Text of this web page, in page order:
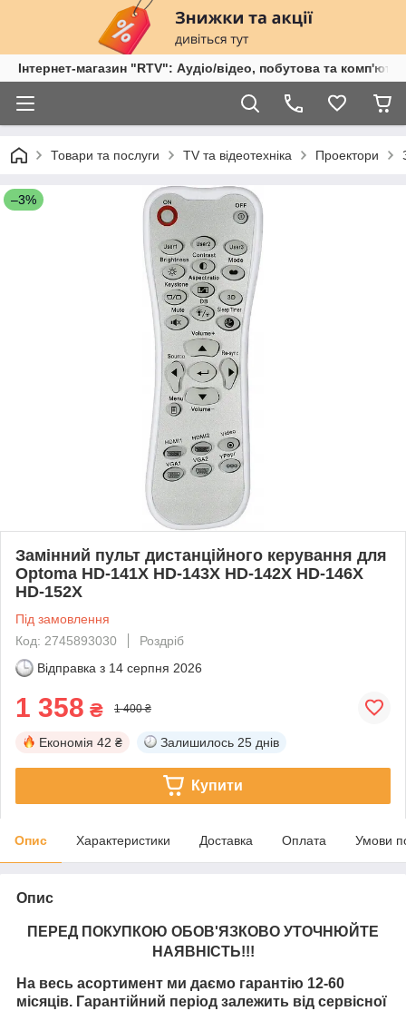
Інтернет-магазин "RTV": Аудіо/відео, побутова та
Товари та послуги TV та відеотехніка Проектори
–3%
Замінний пульт дистанційного керування для
Optoma HD-141X HD-143X HD-142X HD-146X
HD-152X
Під замовлення
Код: 2745893030
Роздріб
Відправка з 14 серпня 2026
1 358 ₴ 1 400 ₴
Економія 42 ₴ Залишилось 25 днів
Купити
Опис Характеристики Доставка Оплата Умови
Опис
ПЕРЕД ПОКУПКОЮ ОБОВ'ЯЗКОВО УТОЧНЮЙТЕ
НАЯВНІСТЬ!!!
На весь асортимент ми даємо гарантію 12-60
місяців. Гарантійний період залежить від сервісної